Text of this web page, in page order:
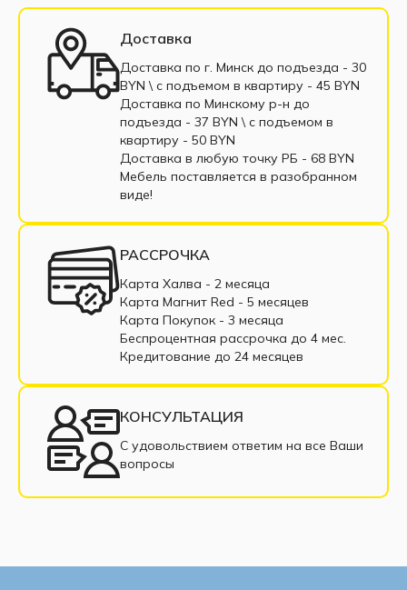
Диваны 200 см
Трёхместные диван
Односпальные диваны
Софа
Диваны с пенополиуретаном
Диваны пантограф
Диваны с пружинным блоком
Маленькие диваны
Большие диваны
Диваны с подлокотниками
Диваны из ткани
Диваны в рассрочку
Недорогие диваны
Прямые диваны
Раскладные диваны
Диваны из рогожки
Диваны из велюра
Современные диваны
Диваны с нишей для белья
Доставка
Доставка по г. Минск до подъезда - 30
BYN \ c подъемом в квартиру - 45 BYN
Доставка по Минскому р-н до
подъезда - 37 BYN \ c подъемом в
квартиру - 50 BYN
Доставка в любую точку РБ - 68 BYN
Мебель поставляется в разобранном
виде!
РАССРОЧКА
Карта Халва - 2 месяца
Карта Магнит Red - 5 месяцев
Карта Покупок - 3 месяца
Беспроцентная рассрочка до 4 мес.
Кредитование до 24 месяцев
КОНСУЛЬТАЦИЯ
С удовольствием ответим на все Ваши
вопросы